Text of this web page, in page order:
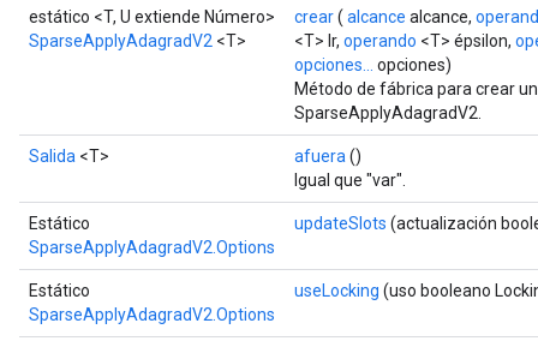
estático <T, U extiende Número>
SparseApplyAdagradV2 <T>
crear( alcance alcance,
<T> lr, operando <T> épsilon,
opciones...
opciones)
Método de fábrica para crear
SparseApplyAdagradV2.
Salida <T> afuera ()
Igual que "var".
Estático
SparseApplyAdagradV2.Options
updateSlots (actualización
Estático
SparseApplyAdagradV2.Options
useLocking (uso booleano